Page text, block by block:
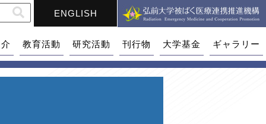
ENGLISH
教育活動 研究活動 刊行物 大学基金 ギャラリー